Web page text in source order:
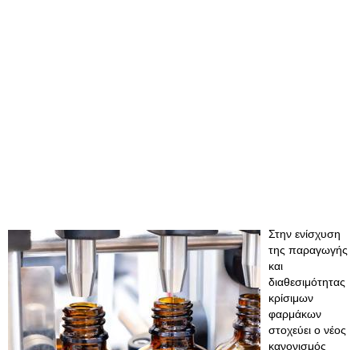
Στην ενίσχυση
της παραγωγής
και
διαθεσιμότητας
κρίσιμων
φαρμάκων
στοχεύει ο νέος
κανονισμός